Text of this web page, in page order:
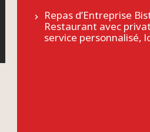
Repas d’Entreprise
Restaurant avec
service personnalisé,